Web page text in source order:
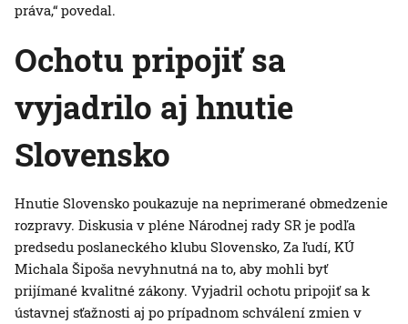
práva,“ povedal.
Ochotu pripojiť sa
vyjadrilo aj hnutie
Slovensko
Hnutie Slovensko poukazuje na neprimerané obmedzenie
rozpravy. Diskusia v pléne Národnej rady SR je podľa
predsedu poslaneckého klubu Slovensko, Za ľudí, KÚ
Michala Šipoša nevyhnutná na to, aby mohli byť
prijímané kvalitné zákony. Vyjadril ochotu pripojiť sa k
ústavnej sťažnosti aj po prípadnom schválení zmien v